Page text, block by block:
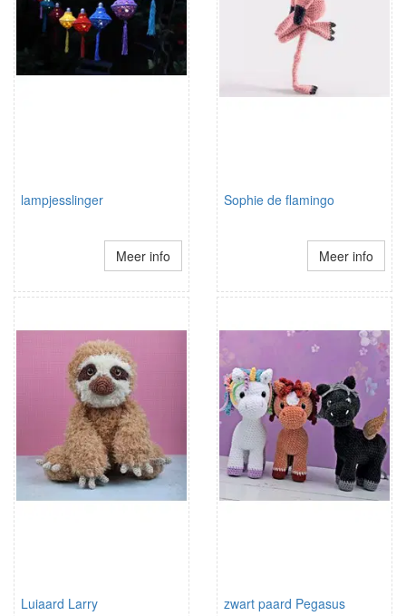
lampjesslinger
Meer info
Sophie de flamingo
Meer info
Luiaard Larry zwart paard Pegasus